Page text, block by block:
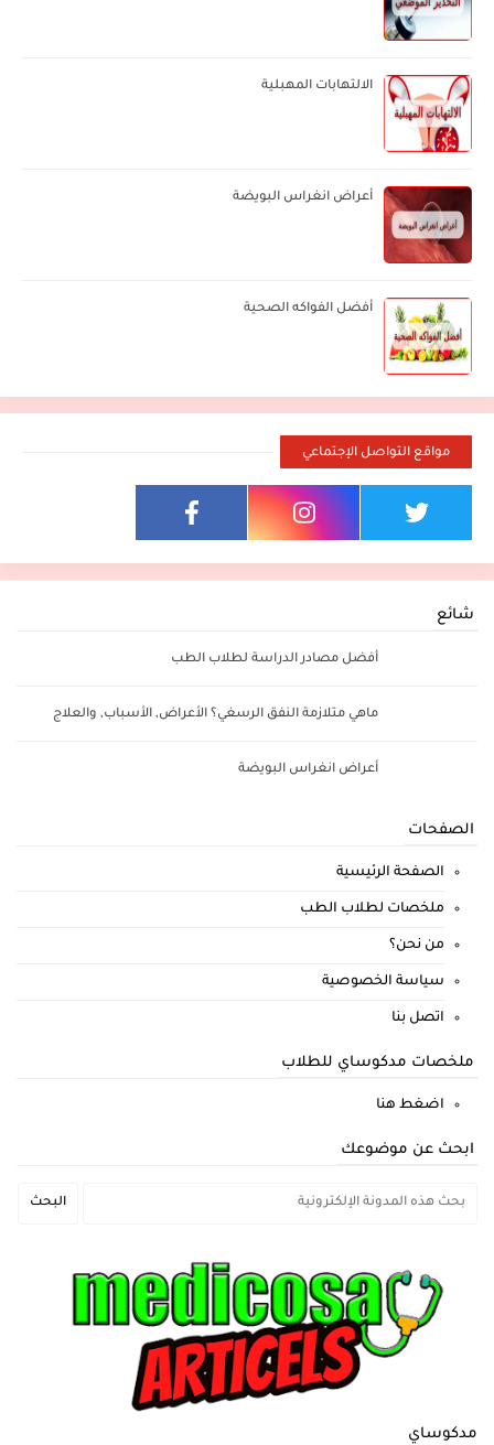
الالتهابات المهبلية
أعراض انغراس البويضة
أفضل الفواكه الصحية
مواقع التواصل الإجتماعي
شائع
أفضل مصادر الدراسة لطلاب الطب
ماهي متلازمة النفق الرسغي؟ الأعراض, الأسباب, والعلاج
أعراض انغراس البويضة
الصفحات
الصفحة الرئيسية
ملخصات لطلاب الطب
من نحن؟
سياسة الخصوصية
اتصل بنا
ملخصات مدكوساي للطلاب
اضغط هنا
ابحث عن موضوعك
مدكوساي